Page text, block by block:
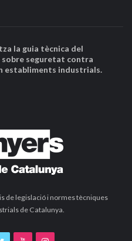
la guia tècnica del
sobre seguretat contra
establiments industrials.
de legislació i normes tècniques
de Catalunya.